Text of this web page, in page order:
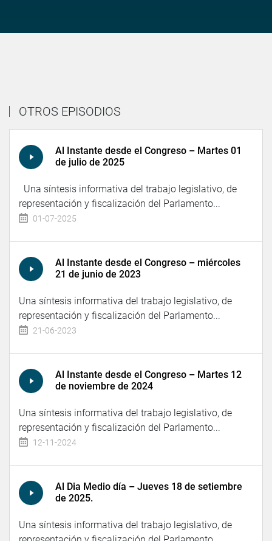
OTROS EPISODIOS
Al Instante desde el Congreso – Martes 01
de julio de 2025
Una síntesis informativa del trabajo legislativo, de
representación y fiscalización del Parlamento...
01-07-2025
Al Instante desde el Congreso – miércoles
21 de junio de 2023
Una síntesis informativa del trabajo legislativo, de
representación y fiscalización del Parlamento...
21-06-2023
Al Instante desde el Congreso – Martes 12
de noviembre de 2024
Una síntesis informativa del trabajo legislativo, de
representación y fiscalización del Parlamento...
12-11-2024
Al Dia Medio día – Jueves 18 de setiembre
de 2025.
Una síntesis informativa del trabajo legislativo, de